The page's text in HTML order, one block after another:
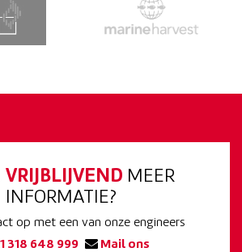
VRIJBLIJVEND MEER
INFORMATIE?
op met een van onze engineers
318 648 999
Mail ons